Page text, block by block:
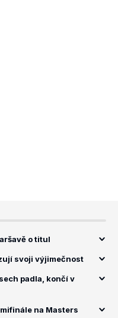
o titul
svoji výjimečnost
padla, končí v
na Masters